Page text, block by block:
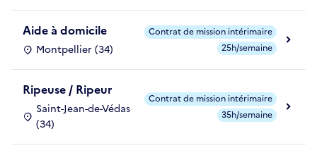
Aide à domicile
Montpellier (34)
Contrat de mission intérimaire
25h/semaine
Ripeuse / Ripeur
Saint-Jean-de-Védas
(34)
Contrat de mission intérimaire
35h/semaine